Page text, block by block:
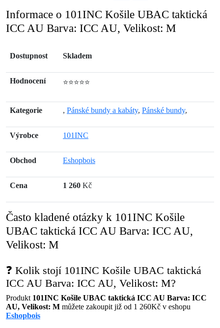
Informace o 101INC Košile UBAC taktická
ICC AU Barva: ICC AU, Velikost: M
Dostupnost Skladem
Hodnocení ⭐⭐⭐⭐⭐
Kategorie , Pánské bundy a kabáty, Pánské bundy,
Výrobce 101INC
Obchod Eshopbois
Cena 1 260 Kč
Často kladené otázky k 101INC Košile
UBAC taktická ICC AU Barva: ICC AU,
Velikost: M
❓ Kolik stojí 101INC Košile UBAC taktická
ICC AU Barva: ICC AU, Velikost: M?
Produkt 101INC Košile UBAC taktická ICC AU Barva: ICC
AU, Velikost: M můžete zakoupit již od 1 260Kč v eshopu
Eshopbois